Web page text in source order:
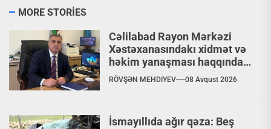
MORE STORIES
Cəlilabad Rayon Mərkəzi
Xəstəxanasındakı xidmət və
həkim yanaşması haqqında
şikayət
RÖVŞƏN MEHDIYEV 08 Avqust 2026
İsmayıllıda ağır qəza: Beş